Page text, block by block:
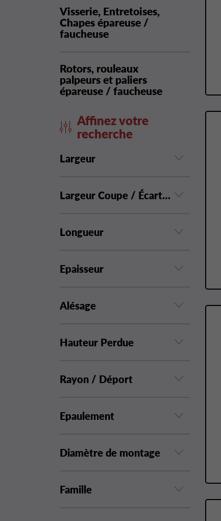
Visserie, Entretoises,
Chapes épareuse /
faucheuse
Rotors, rouleaux
palpeurs et paliers
épareuse / faucheuse
Affinez votre
recherche
Largeur
Largeur Coupe / Écartement
Longueur
Epaisseur
Alésage
Hauteur Perdue
Rayon / Déport
Epaulement
Diamètre de montage
Famille